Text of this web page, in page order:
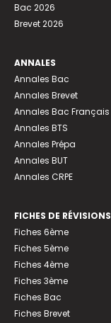
Bac 2026
Brevet 2026
ANNALES
Annales Bac
Annales Brevet
Annales Bac Français
Annales BTS
Annales Prépa
Annales BUT
Annales CRPE
FICHES DE RÉVISIONS
Fiches 6ème
Fiches 5ème
Fiches 4ème
Fiches 3ème
Fiches Bac
Fiches Brevet